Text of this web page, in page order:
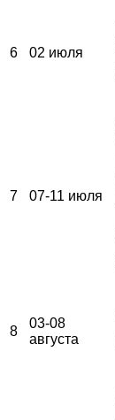
6 02 июля
7 07-11 июля
8
03-08
августа